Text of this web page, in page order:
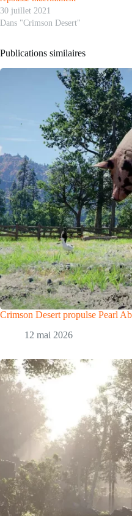
30 juillet 2021
Dans "Crimson Desert"
Publications similaires
Crimson Desert propulse Pearl
12 mai 2026